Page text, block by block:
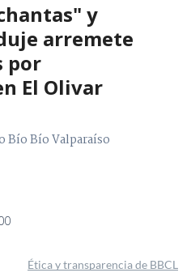
y
arremete
por
El Olivar
Bío Bío Valparaíso
Ética y transparencia de BBCL